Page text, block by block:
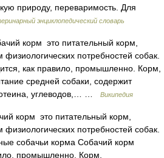
природу, переваримость. Для
энциклопедический словарь
корм это питательный корм,
потребностей собак.
как правило, промышленно. Корм,
средней собаки, содержит
углеводов,… …
Википедия
корм это питательный корм,
потребностей собак.
собачьи корма Собачий корм
промышленно. Корм,